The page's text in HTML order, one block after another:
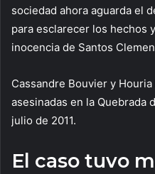
sociedad ahora aguarda el
para esclarecer los hechos
inocencia de Santos
Cassandre Bouvier y
asesinadas en la Quebrada
julio de 2011.
El caso tuvo